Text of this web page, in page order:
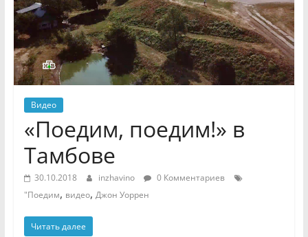
Видео
«Поедим, поедим!» в
Тамбове
30.10.2018 inzhavino
0 Комментариев
"Поедим, видео, Джон Уоррен
Читать далее